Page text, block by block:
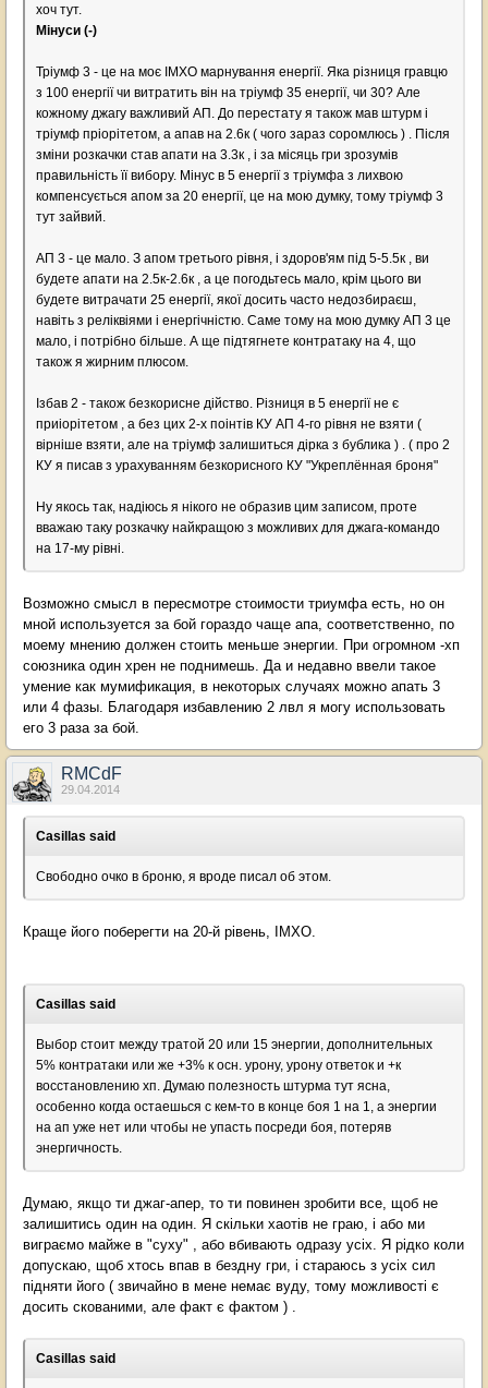
хоч тут.
Мінуси (-)
Тріумф 3 - це на моє ІМХО марнування енергії. Яка різниця гравцю
з 100 енергії чи витратить він на тріумф 35 енергії, чи 30? Але
кожному джагу важливий АП. До перестату я також мав штурм і
тріумф пріорітетом, а апав на 2.6к ( чого зараз соромлюсь ) . Після
зміни розкачки став апати на 3.3к , і за місяць гри зрозумів
правильність її вибору. Мінус в 5 енергії з тріумфа з лихвою
компенсується апом за 20 енергії, це на мою думку, тому тріумф 3
тут зайвий.
АП 3 - це мало. З апом третього рівня, і здоров'ям під 5-5.5к , ви
будете апати на 2.5к-2.6к , а це погодьтесь мало, крім цього ви
будете витрачати 25 енергії, якої досить часто недозбираєш,
навіть з реліквіями і енергічністю. Саме тому на мою думку АП 3 це
мало, і потрібно більше. А ще підтягнете контратаку на 4, що
також я жирним плюсом.
Ізбав 2 - також безкорисне дійство. Різниця в 5 енергії не є
приіорітетом , а без цих 2-х поінтів КУ АП 4-го рівня не взяти (
вірніше взяти, але на тріумф залишиться дірка з бублика ) . ( про 2
КУ я писав з урахуванням безкорисного КУ "Укреплённая броня"
Ну якось так, надіюсь я нікого не образив цим записом, проте
вважаю таку розкачку найкращою з можливих для джага-командо
на 17-му рівні.
Возможно смысл в пересмотре стоимости триумфа есть, но он
мной используется за бой гораздо чаще апа, соответственно, по
моему мнению должен стоить меньше энергии. При огромном -хп
союзника один хрен не поднимешь. Да и недавно ввели такое
умение как мумификация, в некоторых случаях можно апать 3
или 4 фазы. Благодаря избавлению 2 лвл я могу использовать
его 3 раза за бой.
RMCdF
29.04.2014
Casillas said
Свободно очко в броню, я вроде писал об этом.
Краще його поберегти на 20-й рівень, ІМХО.
Casillas said
Выбор стоит между тратой 20 или 15 энергии, дополнительных
5% контратаки или же +3% к осн. урону, урону ответок и +к
восстановлению хп. Думаю полезность штурма тут ясна,
особенно когда остаешься с кем-то в конце боя 1 на 1, а энергии
на ап уже нет или чтобы не упасть посреди боя, потеряв
энергичность.
Думаю, якщо ти джаг-апер, то ти повинен зробити все, щоб не
залишитись один на один. Я скільки хаотів не граю, і або ми
виграємо майже в "суху" , або вбивають одразу усіх. Я рідко коли
допускаю, щоб хтось впав в бездну гри, і стараюсь з усіх сил
підняти його ( звичайно в мене немає вуду, тому можливості є
досить скованими, але факт є фактом ) .
Casillas said